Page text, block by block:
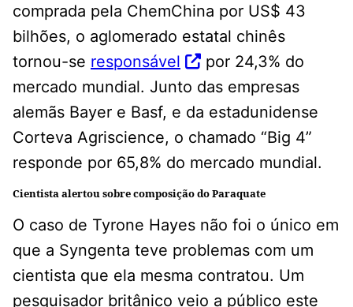
comprada pela ChemChina por US$ 43
bilhões, o aglomerado estatal chinês
tornou-se responsável
por 24,3% do
mercado mundial. Junto das empresas
alemãs Bayer e Basf, e da estadunidense
Corteva Agriscience, o chamado “Big 4”
responde por 65,8% do mercado mundial.
Cientista alertou sobre composição do Paraquate
O caso de Tyrone Hayes não foi o único em
que a Syngenta teve problemas com um
cientista que ela mesma contratou. Um
pesquisador britânico veio a público este